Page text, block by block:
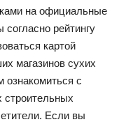
на официальные
рейтингу
картой
магазинов сухих
ознакомиться с
строительных
Если вы